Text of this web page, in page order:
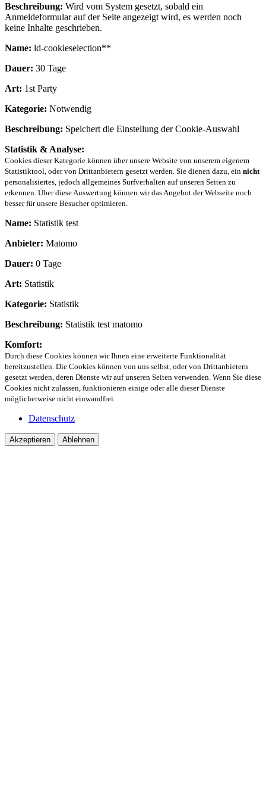
Beschreibung: Wird vom System gesetzt, sobald ein
Anmeldeformular auf der Seite angezeigt wird, es werden noch
keine Inhalte geschrieben.
Name: ld-cookieselection**
Dauer: 30 Tage
Art: 1st Party
Kategorie: Notwendig
Beschreibung: Speichert die Einstellung der Cookie-Auswahl
Statistik & Analyse:
Cookies dieser Kategorie können über unsere Website von unserem eigenem
Statistiktool, oder von Drittanbietern gesetzt werden. Sie dienen dazu, ein nicht
personalisiertes, jedoch allgemeines Surfverhalten auf unseren Seiten zu
erkennen. Über diese Auswertung können wir das Angebot der Webseite noch
besser für unsere Besucher optimieren.
Name: Statistik test
Anbieter: Matomo
Dauer: 0 Tage
Art: Statistik
Kategorie: Statistik
Beschreibung: Statistik test matomo
Komfort:
Durch diese Cookies können wir Ihnen eine erweiterte Funktionalität
bereitzustellen. Die Cookies können von uns selbst, oder von Drittanbietern
gesetzt werden, deren Dienste wir auf unseren Seiten verwenden. Wenn Sie diese
Cookies nicht zulassen, funktionieren einige oder alle dieser Dienste
möglicherweise nicht einwandfrei.
Datenschutz
Akzeptieren Ablehnen